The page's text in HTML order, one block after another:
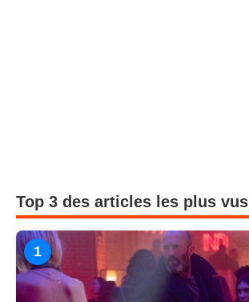
Top 3 des articles les plus vus
1